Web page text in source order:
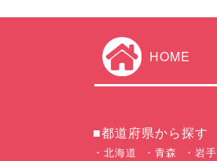
HOME
■都道府県から探す
北海道 青森 岩手